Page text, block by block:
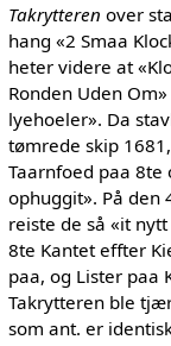
Takrytteren over
hang «2 Smaa
heter videre at
Ronden Uden
lyehoeler». Da
tømrede skip
Taarnfoed paa
ophuggit». På
reiste de så «it
8te Kantet effter
paa, og Lister paa
Takrytteren ble
som ant. er